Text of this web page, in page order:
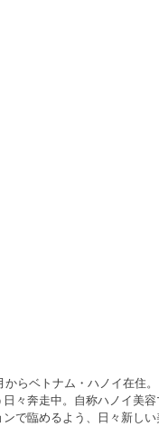
らベトナム・ハノイ在住
々奔走中。自称ハノイ美
で臨めるよう、日々新し